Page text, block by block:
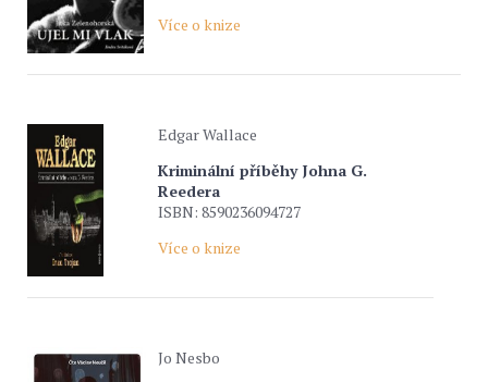
Více o knize
Edgar Wallace
Kriminální příběhy Johna G.
Reedera
ISBN: 8590236094727
Více o knize
Jo Nesbo